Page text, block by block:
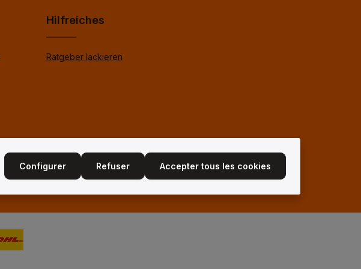
Hilfreiches
Ratgeber lackieren
Refuser
Configurer Accepter tous les cookies